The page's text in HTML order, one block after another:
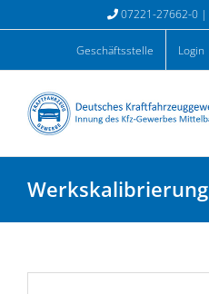
Inhalt
07221-27662-0 |
Geschäftsstelle Login
Werkskalibrierung